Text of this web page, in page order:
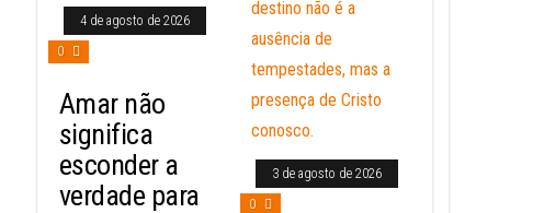
4 de agosto de 2026
0
Amar não
significa
esconder a
verdade para
3 de agosto de 2026
0